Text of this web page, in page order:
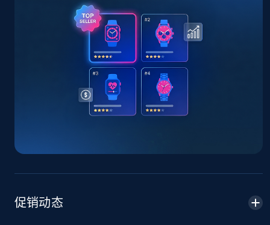
TikTok Shop - Collect TikTok shop products
by keywords search
URL, Title, Available, Description, Currency, Initial
price, Final price, Discount percent, and more.
667+
price, Final price, Discount percent, and more.
5.4K+
促销动态